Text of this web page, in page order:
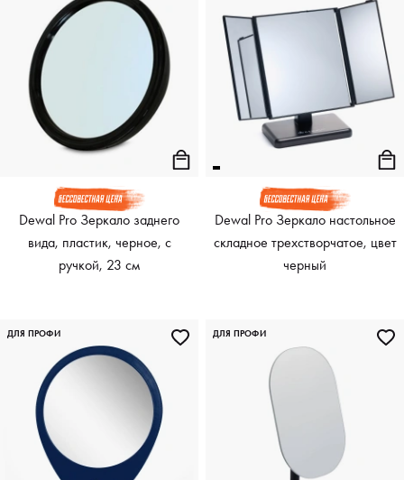
Dewal Pro Зеркало заднего
вида, пластик, черное, с
ручкой, 23 см
Dewal Pro Зеркало настольное
складное трехстворчатое, цвет
черный
ДЛЯ ПРОФИ ДЛЯ ПРОФИ